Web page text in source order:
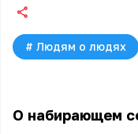
# Людям о людях
О набирающем